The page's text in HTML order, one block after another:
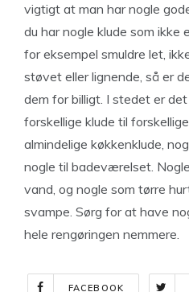
vigtigt at man har nogle
du har nogle klude som ikke
for eksempel smuldre let,
støvet eller lignende, så er
dem for billigt. I stedet er
forskellige klude til
almindelige køkkenklude,
nogle til badeværelset.
vand, og nogle som tørre
svampe. Sørg for at have
hele rengøringen nemmere.
FACEBOOK